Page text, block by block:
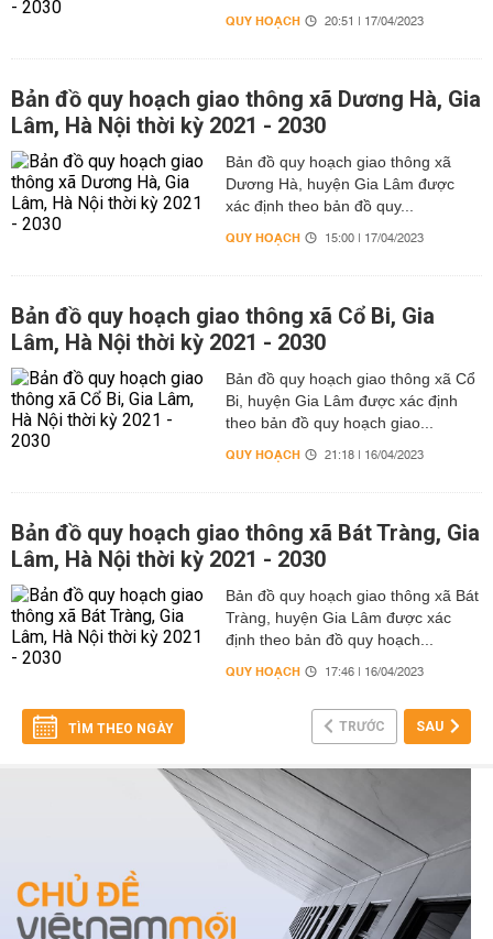
QUY HOẠCH 20:51 | 17/04/2023
Bản đồ quy hoạch giao thông xã Dương Hà, Gia
Lâm, Hà Nội thời kỳ 2021 - 2030
Bản đồ quy hoạch giao thông xã
Dương Hà, huyện Gia Lâm được
xác định theo bản đồ quy...
QUY HOẠCH 15:00 | 17/04/2023
Bản đồ quy hoạch giao thông xã Cổ Bi, Gia
Lâm, Hà Nội thời kỳ 2021 - 2030
Bản đồ quy hoạch giao thông xã Cổ
Bi, huyện Gia Lâm được xác định
theo bản đồ quy hoạch giao...
QUY HOẠCH 21:18 | 16/04/2023
Bản đồ quy hoạch giao thông xã Bát Tràng, Gia
Lâm, Hà Nội thời kỳ 2021 - 2030
Bản đồ quy hoạch giao thông xã Bát
Tràng, huyện Gia Lâm được xác
định theo bản đồ quy hoạch...
QUY HOẠCH 17:46 | 16/04/2023
TÌM THEO NGÀY TRƯỚC SAU